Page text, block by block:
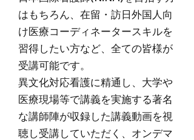
はもちろん、在留・訪日外国人向
け医療コーディネータースキルを
習得したい方など、全ての皆様が
受講可能です。
異文化対応看護に精通し、大学や
医療現場等で講義を実施する著名
な講師陣が収録した講義動画を視
聴し受講していただく、オンデマ